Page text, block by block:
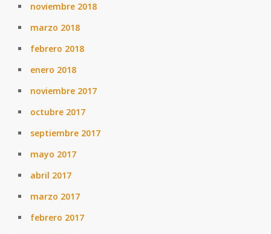
noviembre 2018
marzo 2018
febrero 2018
enero 2018
noviembre 2017
octubre 2017
septiembre 2017
mayo 2017
abril 2017
marzo 2017
febrero 2017